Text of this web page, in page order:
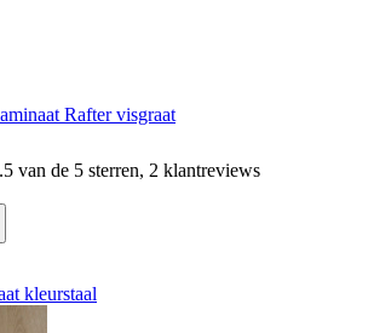
Rafter visgraat
van de 5 sterren, 2 klantreviews
kleurstaal